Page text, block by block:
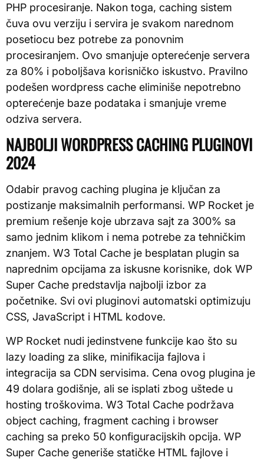
PHP procesiranje. Nakon toga, caching sistem
čuva ovu verziju i servira je svakom narednom
posetiocu bez potrebe za ponovnim
procesiranjem. Ovo smanjuje opterećenje servera
za 80% i poboljšava korisničko iskustvo. Pravilno
podešen wordpress cache eliminiše nepotrebno
opterećenje baze podataka i smanjuje vreme
odziva servera.
NAJBOLJI WORDPRESS CACHING PLUGINOVI
2024
Odabir pravog caching plugina je ključan za
postizanje maksimalnih performansi. WP Rocket je
premium rešenje koje ubrzava sajt za 300% sa
samo jednim klikom i nema potrebe za tehničkim
znanjem. W3 Total Cache je besplatan plugin sa
naprednim opcijama za iskusne korisnike, dok WP
Super Cache predstavlja najbolji izbor za
početnike. Svi ovi pluginovi automatski optimizuju
CSS, JavaScript i HTML kodove.
WP Rocket nudi jedinstvene funkcije kao što su
lazy loading za slike, minifikacija fajlova i
integracija sa CDN servisima. Cena ovog plugina je
49 dolara godišnje, ali se isplati zbog uštede u
hosting troškovima. W3 Total Cache podržava
object caching, fragment caching i browser
caching sa preko 50 konfiguracijskih opcija. WP
Super Cache generiše statičke HTML fajlove i